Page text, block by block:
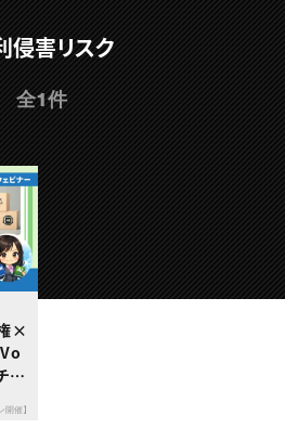
索
プ
ップ
ー
侵害リスク
全1件
×
ェ
催】